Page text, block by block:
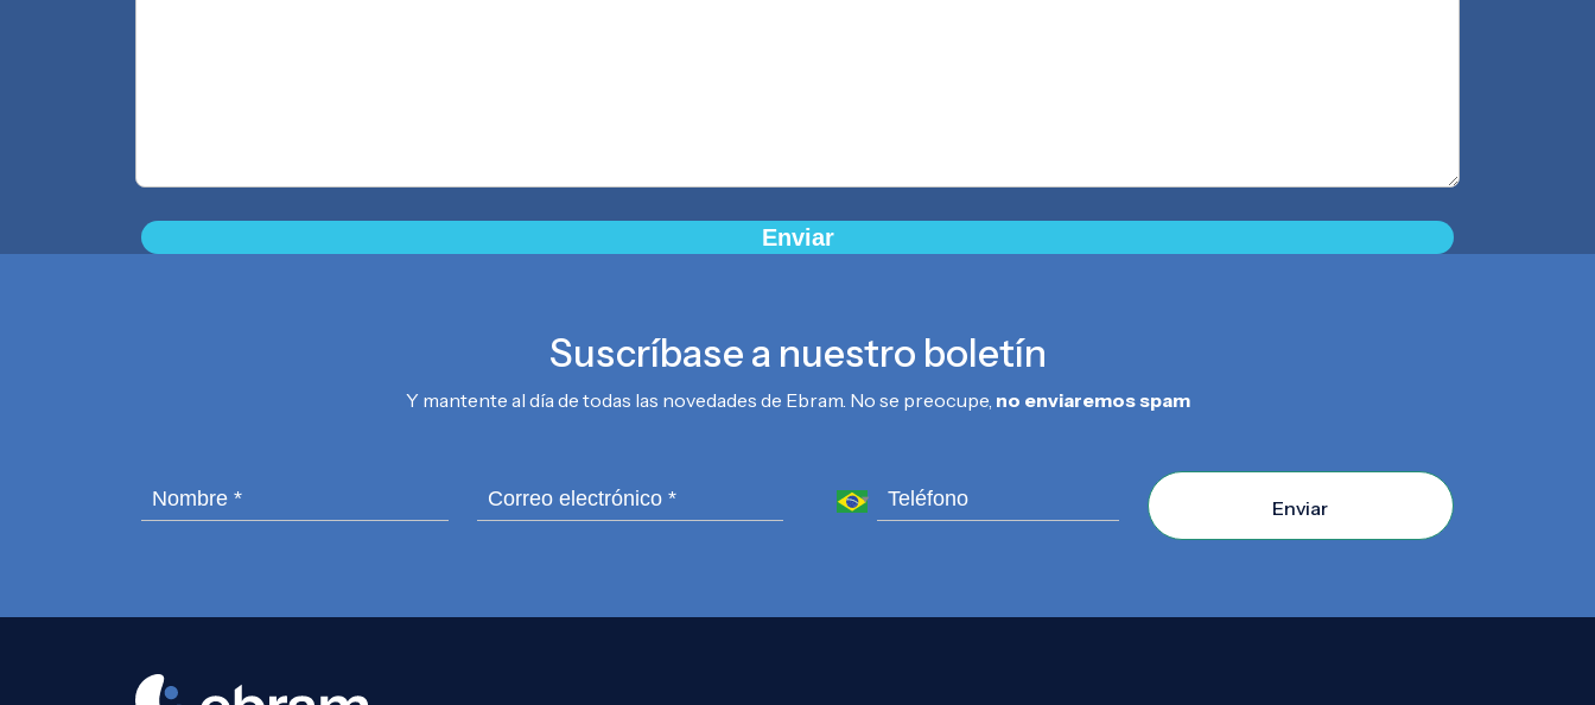
Enviar
Suscríbase a nuestro boletín
Y mantente al día de todas las novedades de Ebram. No se preocupe, no enviaremos spam
Enviar